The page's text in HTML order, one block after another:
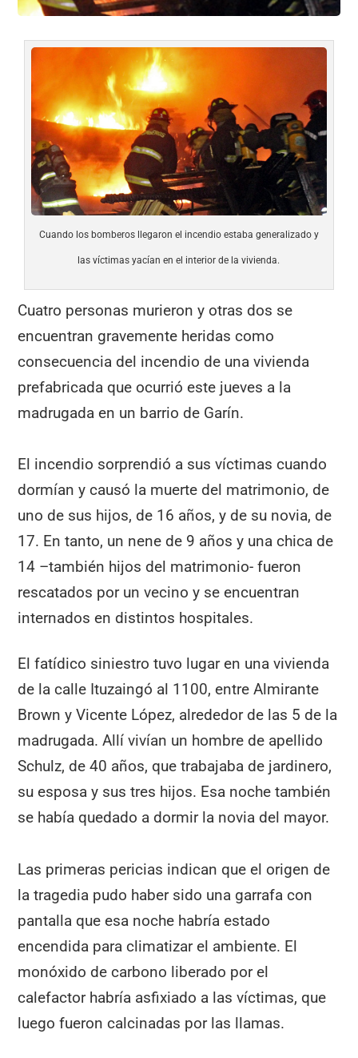
Cuando los bomberos llegaron el incendio estaba generalizado y
las víctimas yacían en el interior de la vivienda.
Cuatro personas murieron y otras dos se
encuentran gravemente heridas como
consecuencia del incendio de una vivienda
prefabricada que ocurrió este jueves a la
madrugada en un barrio de Garín.
El incendio sorprendió a sus víctimas cuando
dormían y causó la muerte del matrimonio, de
uno de sus hijos, de 16 años, y de su novia, de
17. En tanto, un nene de 9 años y una chica de
14 –también hijos del matrimonio- fueron
rescatados por un vecino y se encuentran
internados en distintos hospitales.
El fatídico siniestro tuvo lugar en una vivienda
de la calle Ituzaingó al 1100, entre Almirante
Brown y Vicente López, alrededor de las 5 de la
madrugada. Allí vivían un hombre de apellido
Schulz, de 40 años, que trabajaba de jardinero,
su esposa y sus tres hijos. Esa noche también
se había quedado a dormir la novia del mayor.
Las primeras pericias indican que el origen de
la tragedia pudo haber sido una garrafa con
pantalla que esa noche habría estado
encendida para climatizar el ambiente. El
monóxido de carbono liberado por el
calefactor habría asfixiado a las víctimas, que
luego fueron calcinadas por las llamas.